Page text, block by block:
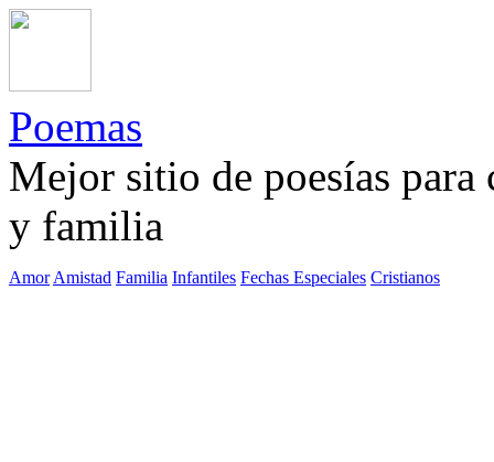
Poemas
Mejor sitio de poesías
y familia
Amor Amistad Familia Infantiles Fechas Especiales Cristianos